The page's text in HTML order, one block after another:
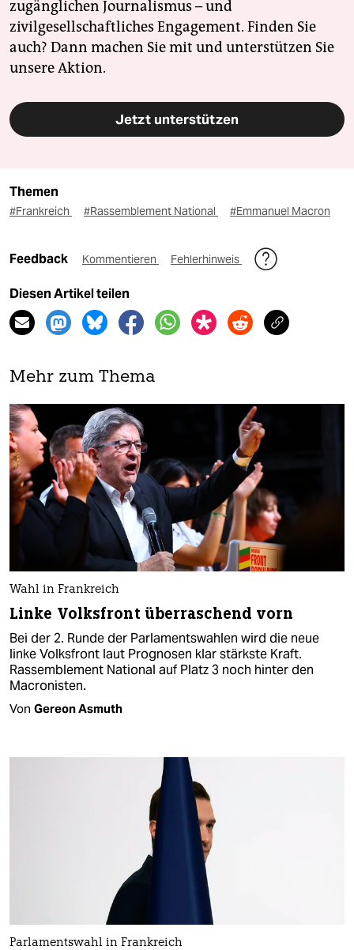
zugänglichen Journalismus – und
zivilgesellschaftliches Engagement. Finden Sie
auch? Dann machen Sie mit und unterstützen Sie
unsere Aktion.
Jetzt unterstützen
Themen
#Frankreich #Rassemblement National #Emmanuel Macron
Feedback Kommentieren Fehlerhinweis
Diesen Artikel teilen
Mehr zum Thema
Wahl in Frankreich
Linke Volksfront überraschend vorn
Bei der 2. Runde der Parlamentswahlen wird die neue
linke Volksfront laut Prognosen klar stärkste Kraft.
Rassemblement National auf Platz 3 noch hinter den
Macronisten.
Von Gereon Asmuth
Parlamentswahl in Frankreich